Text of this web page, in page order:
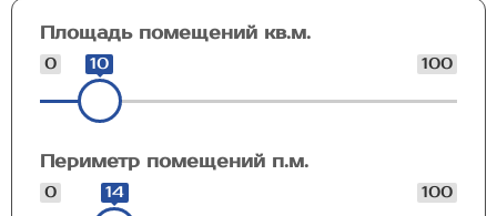
Площадь помещений кв.м.
0 100
10
Периметр помещений п.м.
0 100
14